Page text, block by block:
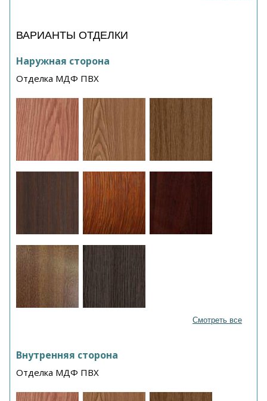
ВАРИАНТЫ ОТДЕЛКИ
Наружная сторона
Отделка МДФ ПВХ
Смотреть все
Внутренняя сторона
Отделка МДФ ПВХ